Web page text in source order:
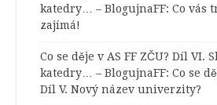
katedry… – BlogujnaFF: Co vás
zajímá!
Co se děje v AS FF ZČU? Díl VI.
katedry… – BlogujnaFF: Co se
Díl V. Nový název univerzity?